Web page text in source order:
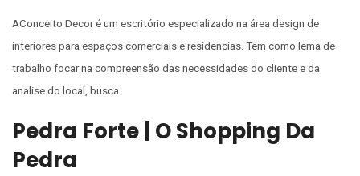
AConceito Decor é um escritório especializado na área design de
interiores para espaços comerciais e residencias. Tem como lema de
trabalho focar na compreensão das necessidades do cliente e da
analise do local, busca.
Pedra Forte | O Shopping Da
Pedra